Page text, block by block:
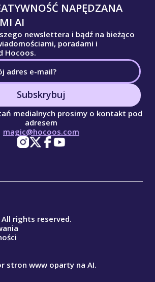
NAPĘDZANA
AI
newslettera i bądź na bieżąco
poradami i
Hocoos.
Subskrybuj
medialnych prosimy o kontakt pod
adresem
magic@hocoos.com
rights reserved.
stron www oparty na AI.